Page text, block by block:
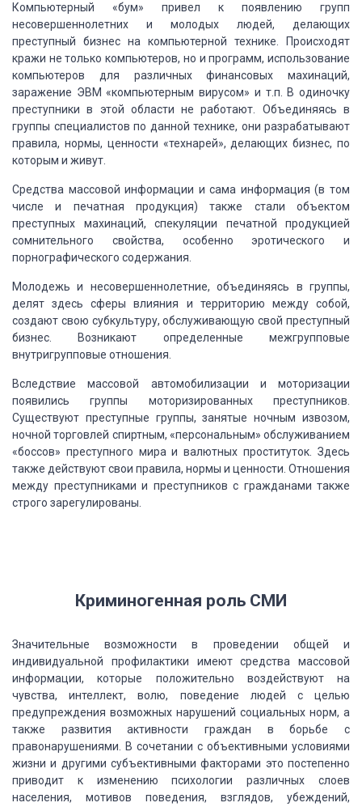
Компьютерный «бум» привел к появлению групп
несовершеннолетних и молодых людей, делающих
преступный бизнес на компьютерной технике. Происходят
кражи не только компьютеров, но и программ, использование
компьютеров для различныхфинансовых махинаций,
заражение ЭВМ «компьютерным вирусом» и т.п. В одиночку
преступники в этой области не работают. Объединяясь в
группы специалистов по данной технике, они разрабатывают
правила, нормы, ценности «технарей», делающих бизнес, по
которым и живут.
Средства массовой информации и сама информация (в том
числе и печатная продукция) также стали объектом
преступных махинаций, спекуляции печатной продукцией
сомнительного свойства, особенно эротического и
порнографического содержания.
Молодежь и несовершеннолетние, объединяясь в группы,
делят здесь сферы влияния и территорию между собой,
создают свою субкультуру, обслуживающую свой преступный
бизнес. Возникают определенные межгрупповые
внутригрупповые отношения.
Вследствие массовой автомобилизации и моторизации
появились группы моторизированных преступников.
Существуют преступные группы, занятые ночным извозом,
ночной торговлей спиртным, «персональным» обслуживанием
«боссов» преступного мира и валютных проституток. Здесь
также действуют свои правила, нормы и ценности. Отношения
между преступниками и преступников с гражданами также
строго зарегулированы.
Криминогенная роль СМИ
Значительные возможности в проведении общей и
индивидуальной профилактики имеют средства массовой
информации, которые положительно воздействуют на
чувства, интеллект, волю, поведение людей с целью
предупреждения возможных нарушений социальных норм, а
также развития активности граждан в борьбе с
правонарушениями. В сочетании с объективными условиями
жизни и другими субъективными факторами это постепенно
приводит к изменению психологии различных слоев
населения, мотивов поведения, взглядов, убеждений,